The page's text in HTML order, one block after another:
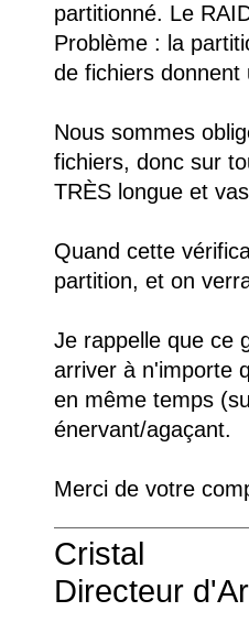
partitionné. Le
Problème : la
de fichiers
Nous sommes
fichiers, donc sur
TRÈS longue et
Quand cette
partition, et on
Je rappelle que ce
arriver à n'importe
en même temps
énervant/agaçant.
Merci de votre
Cristal
Directeur